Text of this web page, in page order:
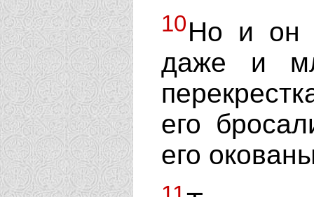
10Но и он
даже и
его
его